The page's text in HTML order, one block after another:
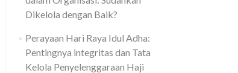
Dikelola dengan Baik?
Perayaan Hari Raya Idul Adha:
Pentingnya integritas dan Tata
Kelola Penyelenggaraan Haji